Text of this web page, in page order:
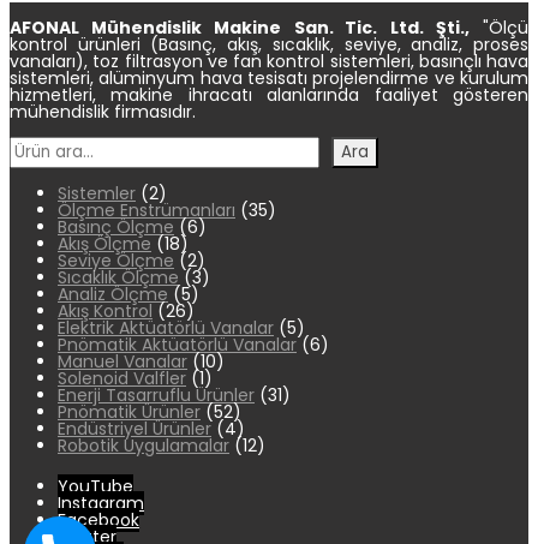
AFONAL Mühendislik Makine San. Tic. Ltd. Şti., "Ölçü
kontrol ürünleri (Basınç, akış, sıcaklık, seviye, analiz, proses
vanaları), toz filtrasyon ve fan kontrol sistemleri, basınçlı hava
sistemleri, alüminyum hava tesisatı projelendirme ve kurulum
hizmetleri, makine ihracatı alanlarında faaliyet gösteren
mühendislik firmasıdır.
Ara
Ara
Sistemler 22
ürün
Ölçme Enstrümanları 3535
ürün
Basınç Ölçme 66
ürün
Akış Ölçme 1818
ürün
Seviye Ölçme 22
ürün
Sıcaklık Ölçme 33
ürün
Analiz Ölçme 55
ürün
Akış Kontrol 2626
ürün
Elektrik Aktüatörlü Vanalar 55
ürün
Pnömatik Aktüatörlü Vanalar 66
ürün
Manuel Vanalar 1010
ürün
Solenoid Valfler 11
ürün
Enerji Tasarruflu Ürünler 3131
ürün
Pnömatik Ürünler 5252
ürün
Endüstriyel Ürünler 44
ürün
Robotik Uygulamalar 1212
ürün
YouTube
Instagram
Facebook
Twitter